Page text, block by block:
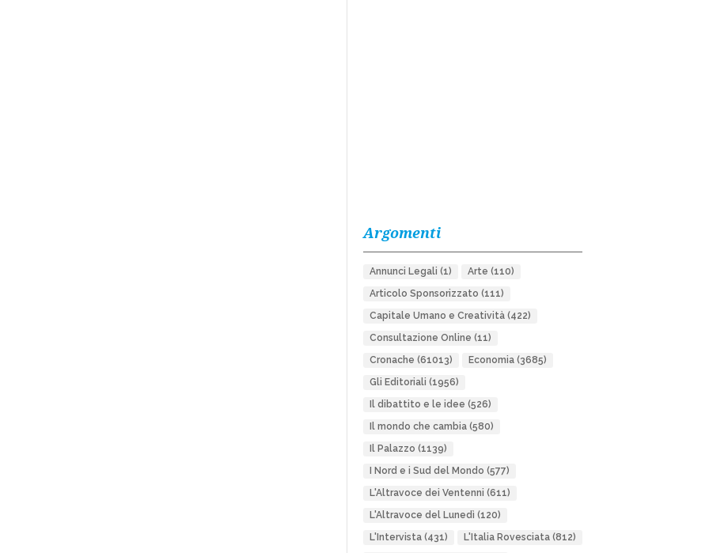
Argomenti
Annunci Legali (1) Arte (110)
Articolo Sponsorizzato (111)
Capitale Umano e Creatività(422)
Consultazione Online (11)
Cronache (61013) Economia(3685)
Gli Editoriali (1956)
Il dibattito e le idee (526)
Il mondo che cambia(580)
Il Palazzo (1139)
I Nord e i Sud del Mondo (577)
L'Altravoce dei Ventenni (611)
L'Altravoce del Lunedì (120)
L'Intervista(431) L'Italia Rovesciata(812)